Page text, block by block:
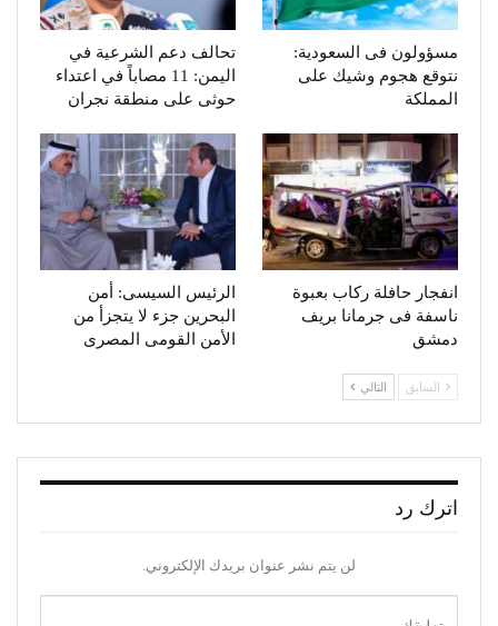
مسؤولون فى السعودية:
نتوقع هجوم وشيك على
المملكة
تحالف دعم الشرعية في
اليمن: 11 مصاباً في اعتداء
حوثى على منطقة نجران
انفجار حافلة ركاب بعبوة
ناسفة فى جرمانا بريف
دمشق
الرئيس السيسى: أمن
البحرين جزء لا يتجزأ من
الأمن القومى المصرى
السابق التالي
اترك رد
لن يتم نشر عنوان بريدك الإلكتروني.